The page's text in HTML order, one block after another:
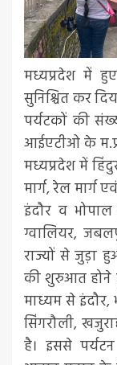
मध्यप्रदेश में
सुनिश्चित कर
पर्यटकों की
आईएटीओ के
मध्यप्रदेश में
मार्ग, रेल मार्ग
इंदौर व
ग्वालियर,
राज्यों से जुड़ा
की शुरुआत होने
माध्यम से इंदौर,
सिंगरौली,
है। इससे